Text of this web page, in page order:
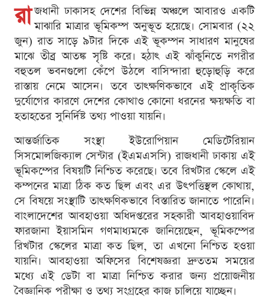
রা জধানী ঢাকাসহ দেশের বিভিন্ন অঞ্চলে আবারও একটি
মাঝারি মাত্রার ভূমিকম্প অনুভূত হয়েছে। সোমবার (২২
জুন) রাত সাড়ে ৯টার দিকে এই ভূকম্পন সাধারণ মানুষের
মাঝে তীব্র আতঙ্ক সৃষ্টি করে। হঠাৎ এই ঝাঁকুনিতে নগরীর
বহুতল ভবনগুলো কেঁপে উঠলে বাসিন্দারা হুড়োহুড়ি করে
রাস্তায় নেমে আসেন। তবে তাৎক্ষণিকভাবে এই প্রাকৃতিক
দুর্যোগের কারণে দেশের কোথাও কোনো ধরনের ক্ষয়ক্ষতি বা
হতাহতের সুনির্দিষ্ট তথ্য পাওয়া যায়নি।
আন্তর্জাতিক সংস্থা ইউরোপিয়ান মেডিটেরিয়ান
সিসমোলজিক্যাল সেন্টার (ইএমএসসি) রাজধানী ঢাকায় এই
ভূমিকম্পের বিষয়টি নিশ্চিত করেছে। তবে রিখটার স্কেলে এই
কম্পনের মাত্রা ঠিক কত ছিল এবং এর উৎপত্তিস্থল কোথায়,
সে বিষয়ে সংস্থাটি তাৎক্ষণিকভাবে বিস্তারিত জানাতে পারেনি।
বাংলাদেশের আবহাওয়া অধিদপ্তরের সহকারী আবহাওয়াবিদ
ফারজানা ইয়াসমিন গণমাধ্যমকে জানিয়েছেন, ভূমিকম্পের
রিখটার স্কেলের মাত্রা কত ছিল, তা এখনো নিশ্চিত হওয়া
যায়নি। আবহাওয়া অফিসের বিশেষজ্ঞরা দ্রুততম সময়ের
মধ্যে এই ডেটা বা মাত্রা নিশ্চিত করার জন্য প্রয়োজনীয়
বৈজ্ঞানিক পরীক্ষা ও তথ্য সংগ্রহের কাজ চালিয়ে যাচ্ছেন।